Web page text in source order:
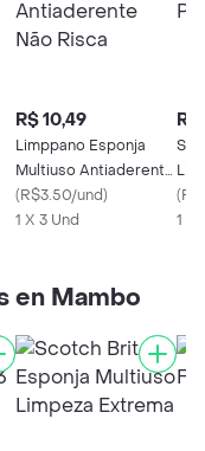
R$ 10,49
Limppano Esponja
Multiuso Antiaderente
Não Risca
(R$3.50/und)
1 X 3 Und
R$
(
1 X
en Mambo